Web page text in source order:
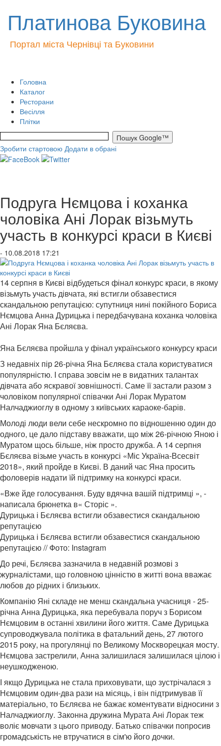
Платинова Буковина
Портал міста Чернівці та Буковини
Головна
Каталог
Ресторани
Весілля
Плітки
Зробити стартовою Додати в обрані
Подруга Нємцова і коханка
чоловіка Ані Лорак візьмуть
участь в конкурсі краси в Києві
- 10.08.2018 17:21
14 серпня в Києві відбудеться фінал конкурс краси, в якому
візьмуть участь дівчата, які встигли обзавестися
скандальною репутацією: супутниця нині покійного Бориса
Нємцова Анна Дурицька і передбачувана коханка чоловіка
Ані Лорак Яна Бєляєва.
Яна Бєляєва пройшла у фінал українського конкурсу краси
З недавніх пір 26-річна Яна Бєляєва стала користуватися
популярністю. І справа зовсім не в видатних талантах
дівчата або яскравої зовнішності. Саме її застали разом з
чоловіком популярної співачки Ані Лорак Муратом
Налчаджиоглу в одному з київських караоке-барів.
Молоді люди вели себе нескромно по відношенню один до
одного, це дало підставу вважати, що між 26-річною Яною і
Муратом щось більше, ніж просто дружба. А 14 серпня
Бєляєва візьме участь в конкурсі «Міс Україна-Всесвіт
2018», який пройде в Києві. В даний час Яна просить
фоловерів надати їй підтримку на конкурсі краси.
«Вже йде голосування. Буду вдячна вашій підтримці », -
написала брюнетка в« Сторіс ».
Дурицька і Бєляєва встигли обзавестися скандальною
репутацією
Дурицька і Бєляєва встигли обзавестися скандальною
репутацією // Фото: Instagram
До речі, Бєляєва зазначила в недавній розмові з
журналістами, що головною цінністю в житті вона вважає
любов до рідних і близьких.
Компанію Яні складе не менш скандальна учасниця - 25-
річна Анна Дурицька, яка перебувала поруч з Борисом
Нємцовим в останні хвилини його життя. Саме Дурицька
супроводжувала політика в фатальний день, 27 лютого
2015 року, на прогулянці по Великому Москворецкая мосту.
Нємцова застрелили, Анна залишилася залишилася цілою і
неушкодженою.
І якщо Дурицька не стала приховувати, що зустрічалася з
Нємцовим один-два рази на місяць, і він підтримував її
матеріально, то Бєляєва не бажає коментувати відносини з
Налчаджиоглу. Законна дружина Мурата Ані Лорак теж
воліє мовчати з цього приводу. Батько співачки попросив
громадськість не втручатися в сім'ю його дочки.